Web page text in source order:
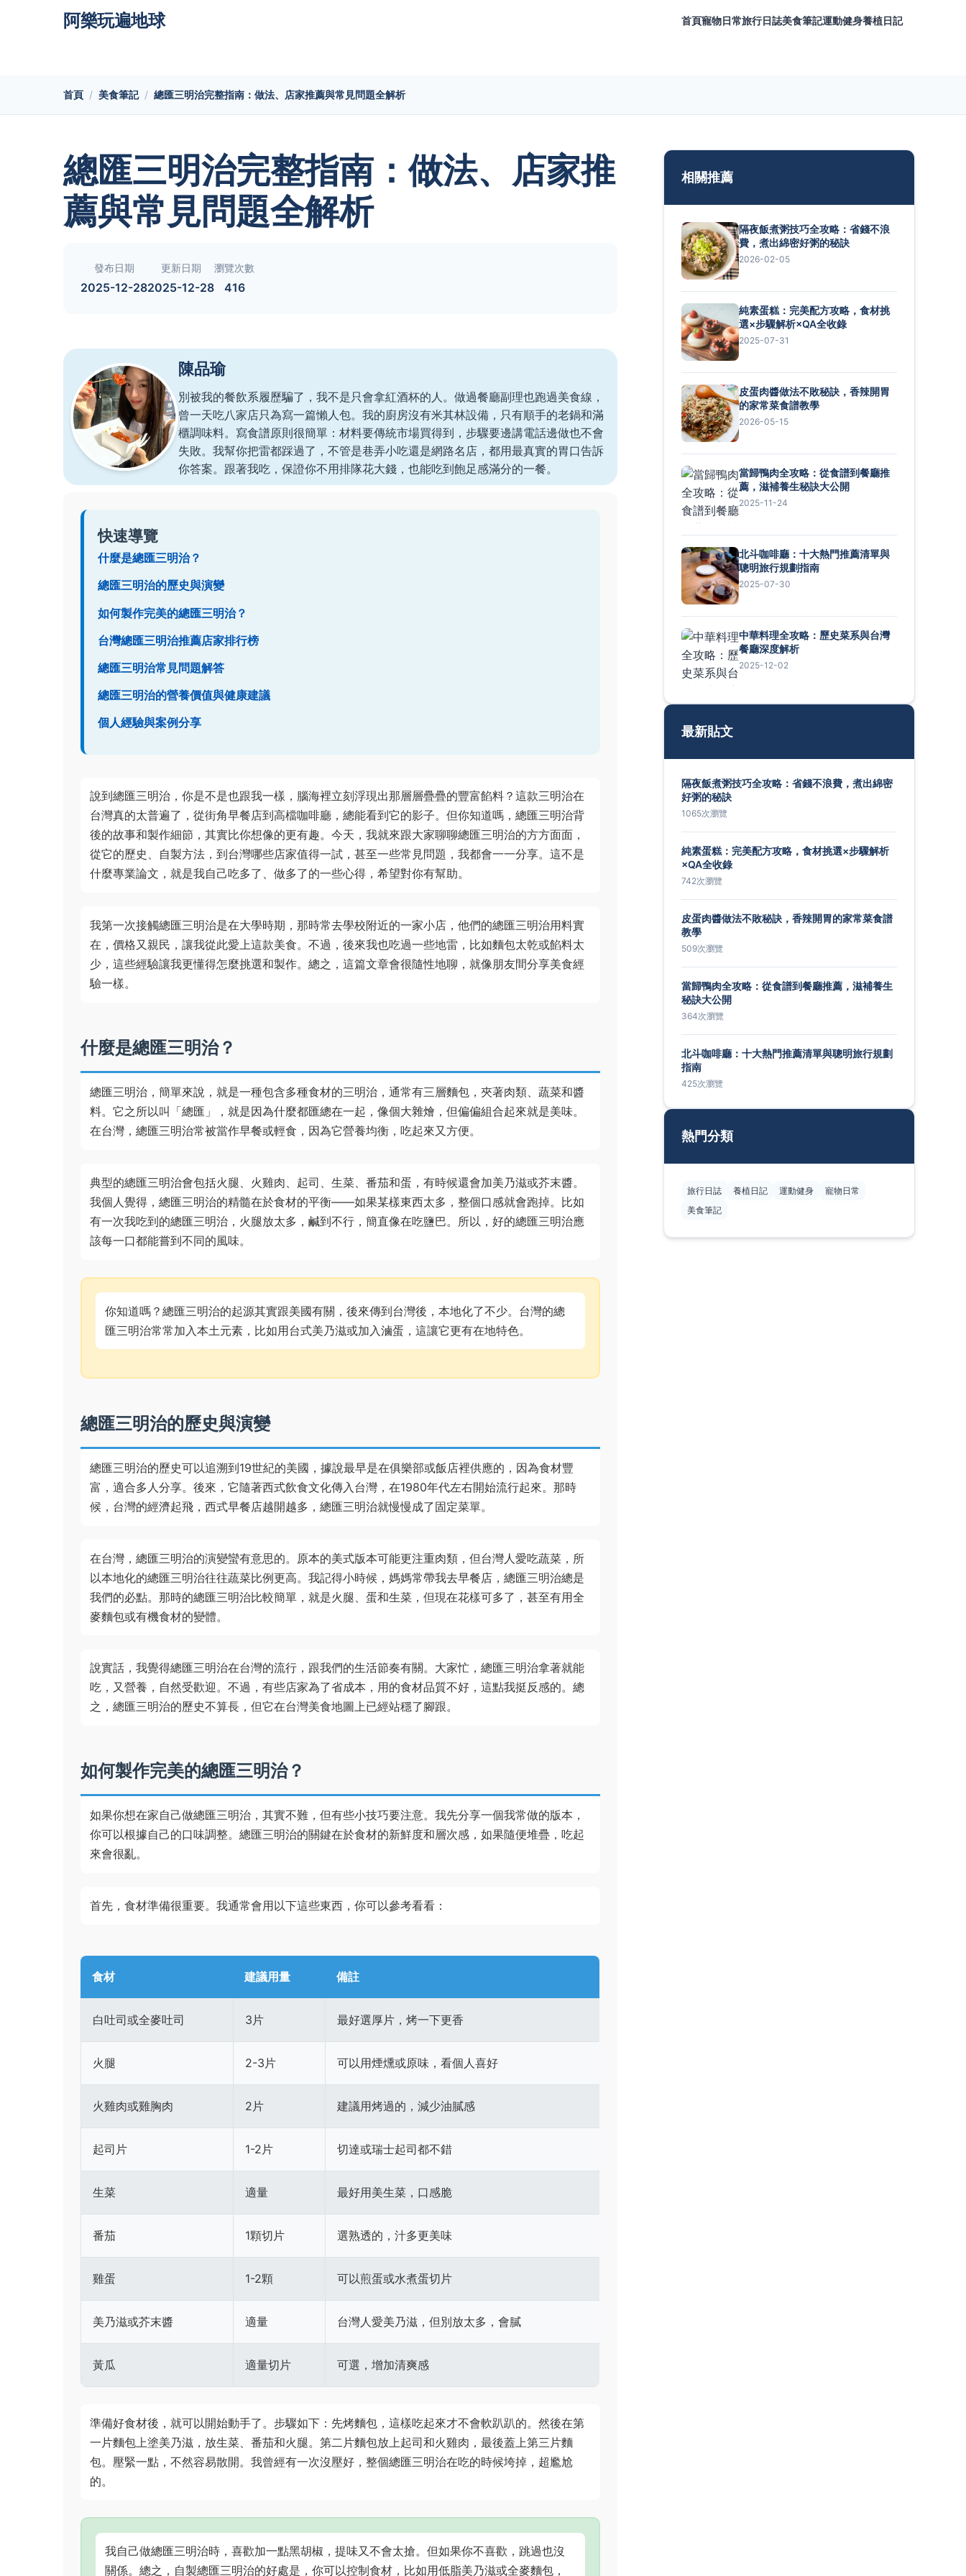
阿樂玩遍地球 首頁寵物日常旅行日誌美食筆記運動健身養植日記
首頁 美食筆記 總匯三明治完整指南：做法、店家推薦與常見問題全解析
總匯三明治完整指南：做法、店家推
薦與常見問題全解析
發布日期
2025-12-28
更新日期
2025-12-28
瀏覽次數
416
陳品瑜
別被我的餐飲系履歷騙了，我不是只會拿紅酒杯的人。做過餐廳副理也跑過美食線，
曾一天吃八家店只為寫一篇懶人包。我的廚房沒有米其林設備，只有順手的老鍋和滿
櫃調味料。寫食譜原則很簡單：材料要傳統市場買得到，步驟要邊講電話邊做也不會
失敗。我幫你把雷都踩過了，不管是巷弄小吃還是網路名店，都用最真實的胃口告訴
你答案。跟著我吃，保證你不用排隊花大錢，也能吃到飽足感滿分的一餐。
快速導覽
什麼是總匯三明治？
總匯三明治的歷史與演變
如何製作完美的總匯三明治？
台灣總匯三明治推薦店家排行榜
總匯三明治常見問題解答
總匯三明治的營養價值與健康建議
個人經驗與案例分享
說到總匯三明治，你是不是也跟我一樣，腦海裡立刻浮現出那層層疊疊的豐富餡料？這款三明治在
台灣真的太普遍了，從街角早餐店到高檔咖啡廳，總能看到它的影子。但你知道嗎，總匯三明治背
後的故事和製作細節，其實比你想像的更有趣。今天，我就來跟大家聊聊總匯三明治的方方面面，
從它的歷史、自製方法，到台灣哪些店家值得一試，甚至一些常見問題，我都會一一分享。這不是
什麼專業論文，就是我自己吃多了、做多了的一些心得，希望對你有幫助。
我第一次接觸總匯三明治是在大學時期，那時常去學校附近的一家小店，他們的總匯三明治用料實
在，價格又親民，讓我從此愛上這款美食。不過，後來我也吃過一些地雷，比如麵包太乾或餡料太
少，這些經驗讓我更懂得怎麼挑選和製作。總之，這篇文章會很隨性地聊，就像朋友間分享美食經
驗一樣。
什麼是總匯三明治？
總匯三明治，簡單來說，就是一種包含多種食材的三明治，通常有三層麵包，夾著肉類、蔬菜和醬
料。它之所以叫「總匯」，就是因為什麼都匯總在一起，像個大雜燴，但偏偏組合起來就是美味。
在台灣，總匯三明治常被當作早餐或輕食，因為它營養均衡，吃起來又方便。
典型的總匯三明治會包括火腿、火雞肉、起司、生菜、番茄和蛋，有時候還會加美乃滋或芥末醬。
我個人覺得，總匯三明治的精髓在於食材的平衡——如果某樣東西太多，整個口感就會跑掉。比如
有一次我吃到的總匯三明治，火腿放太多，鹹到不行，簡直像在吃鹽巴。所以，好的總匯三明治應
該每一口都能嘗到不同的風味。
你知道嗎？總匯三明治的起源其實跟美國有關，後來傳到台灣後，本地化了不少。台灣的總
匯三明治常常加入本土元素，比如用台式美乃滋或加入滷蛋，這讓它更有在地特色。
總匯三明治的歷史與演變
總匯三明治的歷史可以追溯到19世紀的美國，據說最早是在俱樂部或飯店裡供應的，因為食材豐
富，適合多人分享。後來，它隨著西式飲食文化傳入台灣，在1980年代左右開始流行起來。那時
候，台灣的經濟起飛，西式早餐店越開越多，總匯三明治就慢慢成了固定菜單。
在台灣，總匯三明治的演變蠻有意思的。原本的美式版本可能更注重肉類，但台灣人愛吃蔬菜，所
以本地化的總匯三明治往往蔬菜比例更高。我記得小時候，媽媽常帶我去早餐店，總匯三明治總是
我們的必點。那時的總匯三明治比較簡單，就是火腿、蛋和生菜，但現在花樣可多了，甚至有用全
麥麵包或有機食材的變體。
說實話，我覺得總匯三明治在台灣的流行，跟我們的生活節奏有關。大家忙，總匯三明治拿著就能
吃，又營養，自然受歡迎。不過，有些店家為了省成本，用的食材品質不好，這點我挺反感的。總
之，總匯三明治的歷史不算長，但它在台灣美食地圖上已經站穩了腳跟。
如何製作完美的總匯三明治？
如果你想在家自己做總匯三明治，其實不難，但有些小技巧要注意。我先分享一個我常做的版本，
你可以根據自己的口味調整。總匯三明治的關鍵在於食材的新鮮度和層次感，如果隨便堆疊，吃起
來會很亂。
首先，食材準備很重要。我通常會用以下這些東西，你可以參考看看：
食材 建議用量 備註
白吐司或全麥吐司 3片 最好選厚片，烤一下更香
火腿 2-3片 可以用煙燻或原味，看個人喜好
火雞肉或雞胸肉 2片 建議用烤過的，減少油膩感
起司片 1-2片 切達或瑞士起司都不錯
生菜 適量 最好用美生菜，口感脆
番茄 1顆切片 選熟透的，汁多更美味
雞蛋 1-2顆 可以煎蛋或水煮蛋切片
美乃滋或芥末醬 適量 台灣人愛美乃滋，但別放太多，會膩
黃瓜 適量切片 可選，增加清爽感
準備好食材後，就可以開始動手了。步驟如下：先烤麵包，這樣吃起來才不會軟趴趴的。然後在第
一片麵包上塗美乃滋，放生菜、番茄和火腿。第二片麵包放上起司和火雞肉，最後蓋上第三片麵
包。壓緊一點，不然容易散開。我曾經有一次沒壓好，整個總匯三明治在吃的時候垮掉，超尷尬
的。
我自己做總匯三明治時，喜歡加一點黑胡椒，提味又不會太搶。但如果你不喜歡，跳過也沒
關係。總之，自製總匯三明治的好處是，你可以控制食材，比如用低脂美乃滋或全麥麵包，
相關推薦
隔夜飯煮粥技巧全攻略：省錢不浪
費，煮出綿密好粥的秘訣
2026-02-05
純素蛋糕：完美配方攻略，食材挑
選×步驟解析×QA全收錄
2025-07-31
皮蛋肉醬做法不敗秘訣，香辣開胃
的家常菜食譜教學
2026-05-15
當歸鴨肉全攻略：從食譜到餐廳推
薦，滋補養生秘訣大公開
2025-11-24
北斗咖啡廳：十大熱門推薦清單與
聰明旅行規劃指南
2025-07-30
中華料理全攻略：歷史菜系與台灣
餐廳深度解析
2025-12-02
最新貼文
隔夜飯煮粥技巧全攻略：省錢不浪費，煮出綿密
好粥的秘訣
1065次瀏覽
純素蛋糕：完美配方攻略，食材挑選×步驟解析
×QA全收錄
742次瀏覽
皮蛋肉醬做法不敗秘訣，香辣開胃的家常菜食譜
教學
509次瀏覽
當歸鴨肉全攻略：從食譜到餐廳推薦，滋補養生
秘訣大公開
364次瀏覽
北斗咖啡廳：十大熱門推薦清單與聰明旅行規劃
指南
425次瀏覽
熱門分類
旅行日誌 養植日記 運動健身
寵物日常
美食筆記